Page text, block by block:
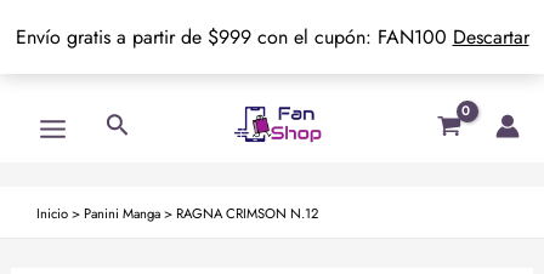
Envío gratis a partir de $999 con el cupón: FAN100 Descartar
Menu
Buscar
Inicio> Panini Manga> RAGNA CRIMSON N.12